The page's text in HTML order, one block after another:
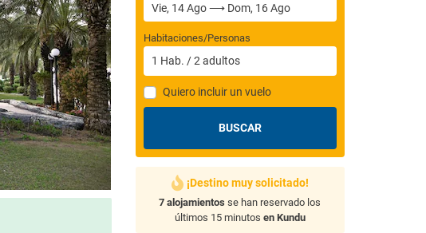
Habitaciones/Personas
1 Hab. /2 adultos
Quiero incluir un vuelo
BUSCAR
¡Destino muy solicitado!
7 alojamientos se han reservado los
últimos 15 minutos en Kundu